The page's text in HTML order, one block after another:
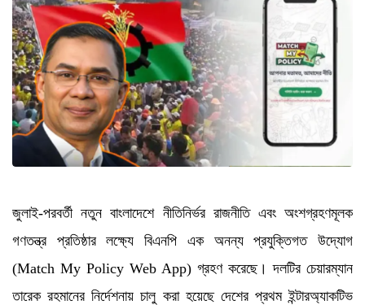
জুলাই-পরবর্তী নতুন বাংলাদেশে নীতিনির্ভর রাজনীতি এবং অংশগ্রহণমূলক
গণতন্ত্র প্রতিষ্ঠার লক্ষ্যে বিএনপি এক অনন্য প্রযুক্তিগত উদ্যোগ
(Match My Policy Web App) গ্রহণ করেছে। দলটির চেয়ারম্যান
তারেক রহমানের নির্দেশনায় চালু করা হয়েছে দেশের প্রথম ইন্টারঅ্যাকটিভ